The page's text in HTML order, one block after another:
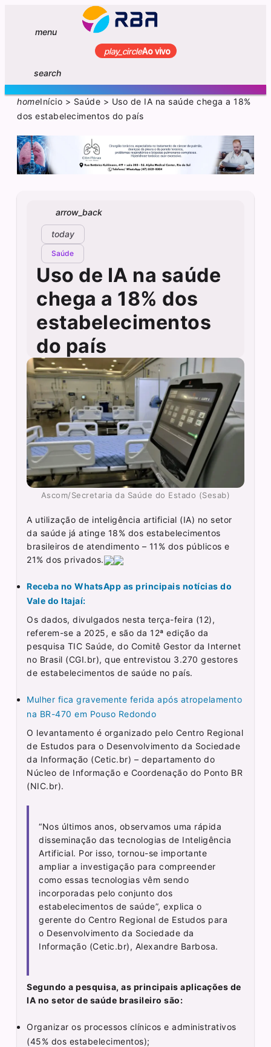
menu
play_circleAo vivo
search
homeInício > Saúde > Uso de IA na saúde chega a 18%
dos estabelecimentos do país
arrow_back
today
Saúde
Uso de IA na saúde
chega a 18% dos
estabelecimentos
do país
Ascom/Secretaria da Saúde do Estado (Sesab)
A utilização de inteligência artificial (IA) no setor
da saúde já atinge 18% dos estabelecimentos
brasileiros de atendimento – 11% dos públicos e
21% dos privados.
Receba no WhatsApp as principais notícias do
Vale do Itajaí:
Os dados, divulgados nesta terça-feira (12),
referem-se a 2025, e são da 12ª edição da
pesquisa TIC Saúde, do Comitê Gestor da Internet
no Brasil (CGI.br), que entrevistou 3.270 gestores
de estabelecimentos de saúde no país.
Mulher fica gravemente ferida após atropelamento
na BR-470 em Pouso Redondo
O levantamento é organizado pelo Centro Regional
de Estudos para o Desenvolvimento da Sociedade
da Informação (Cetic.br) – departamento do
Núcleo de Informação e Coordenação do Ponto BR
(NIC.br).
“Nos últimos anos, observamos uma rápida
disseminação das tecnologias de Inteligência
Artificial. Por isso, tornou-se importante
ampliar a investigação para compreender
como essas tecnologias vêm sendo
incorporadas pelo conjunto dos
estabelecimentos de saúde”, explica o
gerente do Centro Regional de Estudos para
o Desenvolvimento da Sociedade da
Informação (Cetic.br), Alexandre Barbosa.
Segundo a pesquisa, as principais aplicações de
IA no setor de saúde brasileiro são:
Organizar os processos clínicos e administrativos
(45% dos estabelecimentos);